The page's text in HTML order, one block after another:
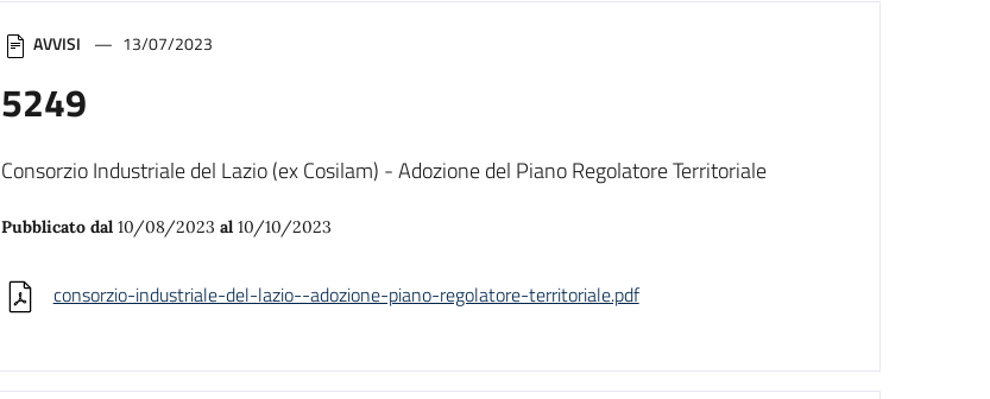
AVVISI 13/07/2023
5249
Consorzio Industriale del Lazio (ex Cosilam) - Adozione del Piano Regolatore Territoriale
Pubblicato dal 10/08/2023 al10/10/2023
consorzio-industriale-del-lazio--adozione-piano-regolatore-territoriale.pdf